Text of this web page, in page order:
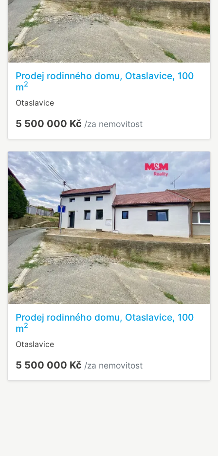
Prodej rodinného domu, Otaslavice, 100
m2
Otaslavice
5 500 000 Kč /za nemovitost
Prodej rodinného domu, Otaslavice, 100
m2
Otaslavice
5 500 000 Kč /za nemovitost